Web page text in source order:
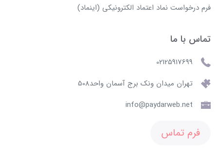
فرم درخواست نماد اعتماد الکترونیکی (اینماد)
تماس با ما
02125917699
تهران میدان ونک برج آسمان واحد508
info@paydarweb.net
فرم تماس